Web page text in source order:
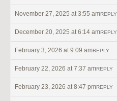
November 27, 2025 at 3:55 amREPLY
December 20, 2025 at 6:14 amREPLY
February 3, 2026 at 9:09 amREPLY
February 22, 2026 at 7:37 amREPLY
February 23, 2026 at 8:47 pmREPLY